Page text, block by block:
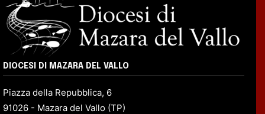
DIOCESI DI MAZARA DEL VALLO
Piazza della Repubblica, 6
91026 - Mazara del Vallo (TP)